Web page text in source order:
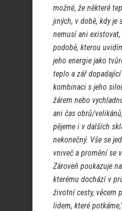
možné, že některé
jiných, v době, kdy je
nemusí ani
podobě, kterou
jeho energie jako
teplo a zář
kombinaci s jeho
žárem nebo
ani čas obrů/
pějeme i v dalších
nekonečný. Vše se
vniveč a promění se
Zároveň poukazuje
kterému dochází v
životní cesty, věcem
lidem, které